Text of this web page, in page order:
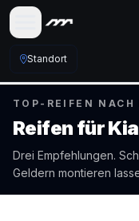
Standort
TOP-REIFEN NACH
Reifen fürKia
Drei Empfehlungen.
Geldern montieren